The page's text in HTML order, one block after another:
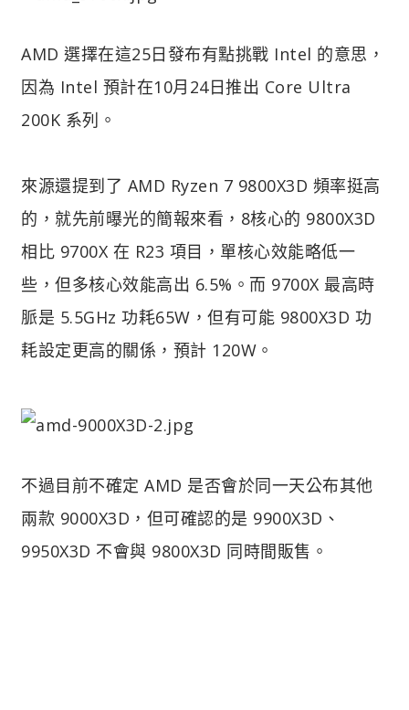
AMD 選擇在這25日發布有點挑戰 Intel 的意思，
因為 Intel 預計在10月24日推出 Core Ultra
200K 系列。
來源還提到了 AMD Ryzen 7 9800X3D 頻率挺高
的，就先前曝光的簡報來看，8核心的 9800X3D
相比 9700X 在 R23 項目，單核心效能略低一
些，但多核心效能高出 6.5%。而 9700X 最高時
脈是 5.5GHz 功耗65W，但有可能 9800X3D 功
耗設定更高的關係，預計 120W。
不過目前不確定 AMD 是否會於同一天公布其他
兩款 9000X3D，但可確認的是 9900X3D、
9950X3D 不會與 9800X3D 同時間販售。